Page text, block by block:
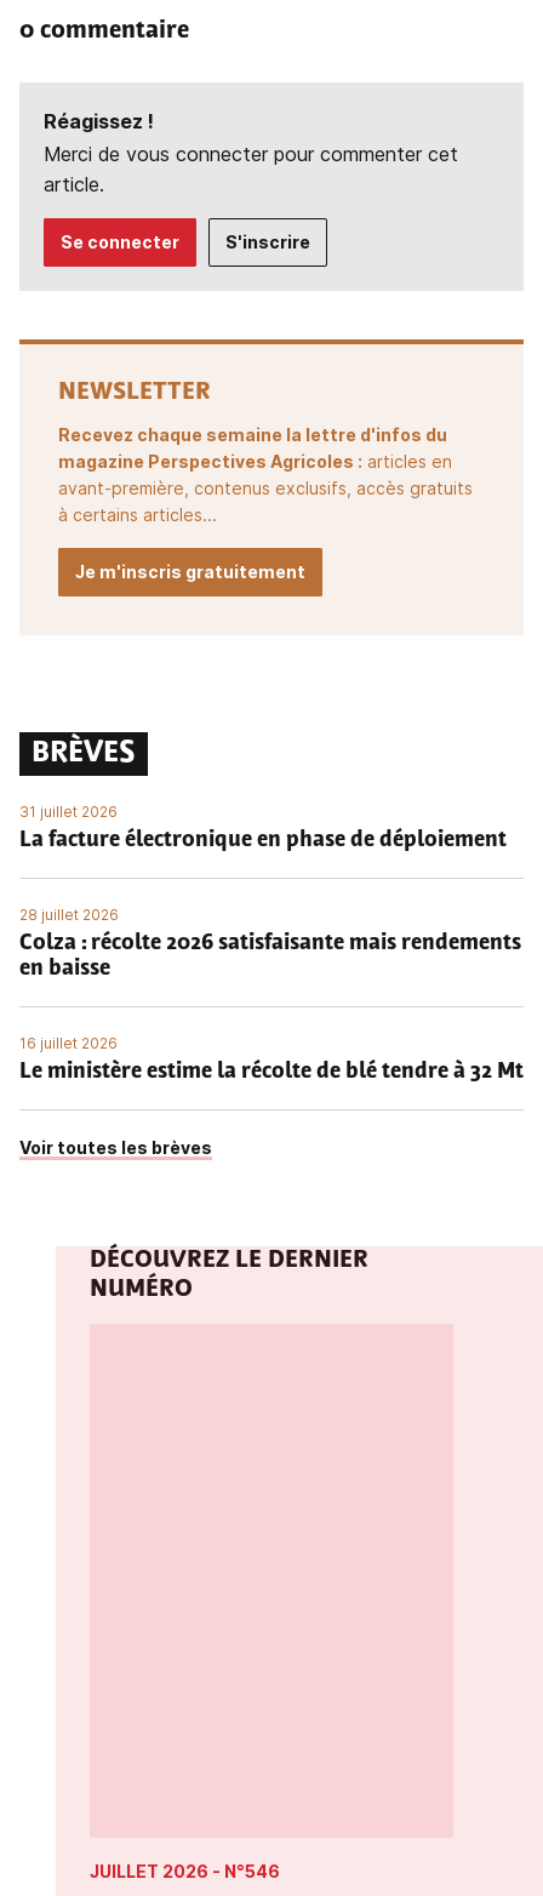
0 commentaire
Réagissez !
Merci de vous connecter pour commenter cet
article.
Se connecter S'inscrire
NEWSLETTER
Recevez chaque semaine la lettre d'infos du
magazine Perspectives Agricoles : articles en
avant-première, contenus exclusifs, accès gratuits
à certains articles...
Je m'inscris gratuitement
BRÈVES
31 juillet 2026
La facture électronique en phase de déploiement
28 juillet 2026
Colza : récolte 2026 satisfaisante mais rendements
en baisse
16 juillet 2026
Le ministère estime la récolte de blé tendre à 32 Mt
Voir toutes les brèves
DÉCOUVREZ LE DERNIER
NUMÉRO
JUILLET 2026 - N°546